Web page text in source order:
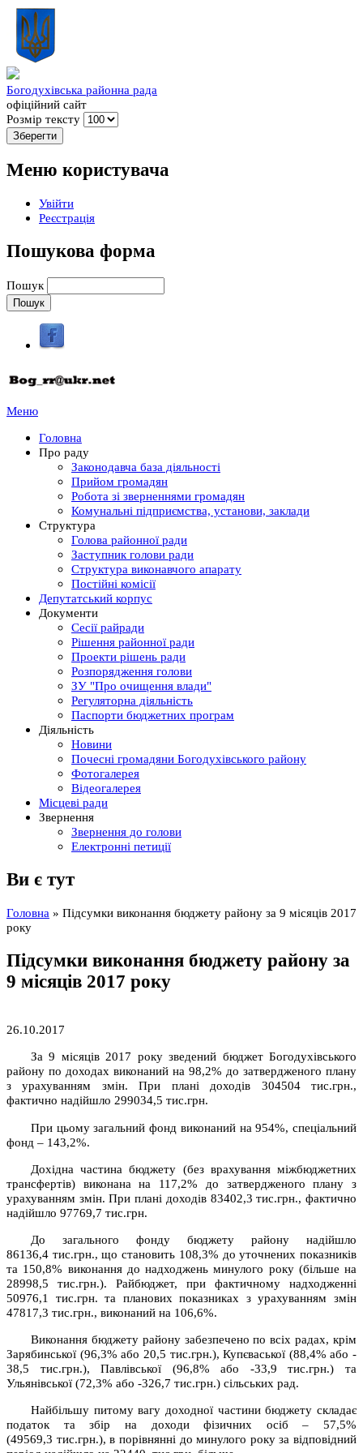
Богодухівська районна рада
офіційний сайт
Розмір тексту
Меню користувача
Увійти
Реєстрація
Пошукова форма
Пошук
Меню
Головна
Про раду
Законодавча база діяльності
Прийом громадян
Робота зі зверненнями громадян
Комунальні підприємства, установи, заклади
Структура
Голова районної ради
Заступник голови ради
Структура виконавчого апарату
Постійні комісії
Депутатський корпус
Документи
Сесії райради
Рішення районної ради
Проекти рішень ради
Розпорядження голови
ЗУ "Про очищення влади"
Регуляторна діяльність
Паспорти бюджетних програм
Діяльність
Новини
Почесні громадяни Богодухівського району
Фотогалерея
Відеогалерея
Місцеві ради
Звернення
Звернення до голови
Електронні петиції
Ви є тут
Головна » Підсумки виконання бюджету району за 9 місяців 2017
року
Підсумки виконання бюджету району за
9 місяців 2017 року
26.10.2017
За 9 місяців 2017 року зведений бюджет Богодухівського
району по доходах виконаний на 98,2% до затвердженого плану
з урахуванням змін. При плані доходів 304504 тис.грн.,
фактично надійшло 299034,5 тис.грн.
При цьому загальний фонд виконаний на 954%, спеціальний
фонд – 143,2%.
Дохідна частина бюджету (без врахування міжбюджетних
трансфертів) виконана на 117,2% до затвердженого плану з
урахуванням змін. При плані доходів 83402,3 тис.грн., фактично
надійшло 97769,7 тис.грн.
До загального фонду бюджету району надійшло
86136,4 тис.грн., що становить 108,3% до уточнених показників
та 150,8% виконання до надходжень минулого року (більше на
28998,5 тис.грн.). Райбюджет, при фактичному надходженні
50976,1 тис.грн. та планових показниках з урахуванням змін
47817,3 тис.грн., виконаний на 106,6%.
Виконання бюджету району забезпечено по всіх радах, крім
Зарябинської (96,3% або 20,5 тис.грн.), Купєваської (88,4% або -
38,5 тис.грн.), Павлівської (96,8% або -33,9 тис.грн.) та
Ульянівської (72,3% або -326,7 тис.грн.) сільських рад.
Найбільшу питому вагу доходної частини бюджету складає
податок та збір на доходи фізичних осіб – 57,5%
(49569,3 тис.грн.), в порівнянні до минулого року за відповідний